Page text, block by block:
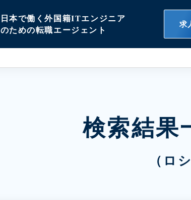
日本で働く外国籍ITエンジニア
のための転職エージェント
求
検索結果
（ロ